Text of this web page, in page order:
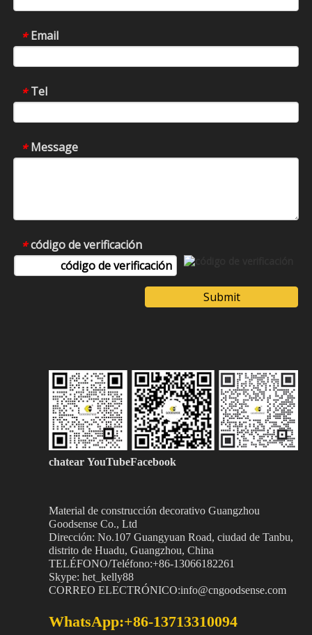
* Email
* Tel
* Message
* código de verificación
Submit
chatear YouTubeFacebook
Material de construcción decorativo Guangzhou
Goodsense Co., Ltd
Dirección: No.107 Guangyuan Road, ciudad de Tanbu,
distrito de Huadu, Guangzhou, China
TELÉFONO/Teléfono:+86-13066182261
Skype: het_kelly88
CORREO ELECTRÓNICO:info@cngoodsense.com
WhatsApp:+86-13713310094